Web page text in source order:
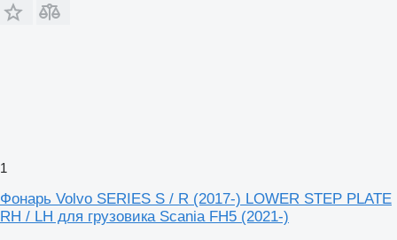
1
Фонарь Volvo SERIES S / R (2017-) LOWER STEP PLATE
RH / LH для грузовика Scania FH5 (2021-)